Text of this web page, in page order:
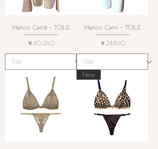
Manon Cardi - TOILE
価格
￥40,260
Manon Cami - TOILE
価格
￥24,860
New